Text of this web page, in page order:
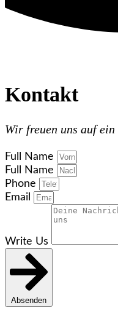
Kontakt
Wir freuen uns auf
Full Name
Full Name
Phone
Email
Write Us
Absenden